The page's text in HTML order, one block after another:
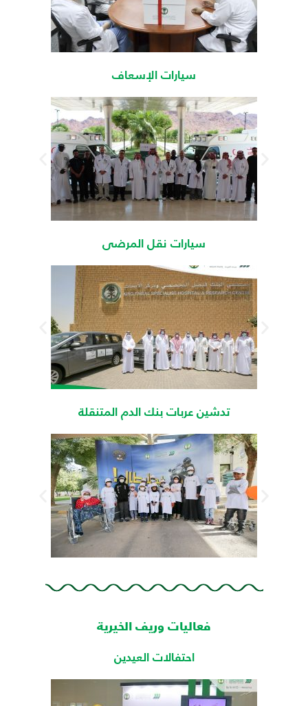
سيارات الإسعاف
سيارات نقل المرضى
تدشين عربات بنك الدم المتنقلة
فعاليات وريف الخيرية
احتفالات العيدين